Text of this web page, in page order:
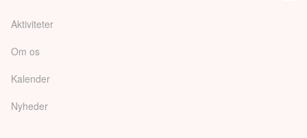
Aktiviteter
Om os
Kalender
Nyheder